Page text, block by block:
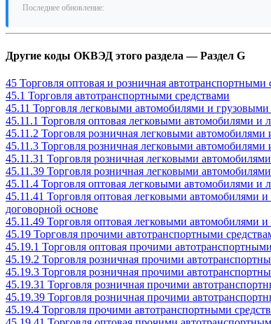
Последнее обновление:
Другие коды ОКВЭД этого раздела — Раздел G
45 Торговля оптовая и розничная
45.1 Торговля автотранспортными средствами
45.11 Торговля легковыми автомобилями и
45.11.1 Торговля оптовая легковыми автомобилями и
45.11.2 Торговля розничная легковыми
45.11.3 Торговля розничная легковыми
45.11.31 Торговля розничная легковыми
45.11.39 Торговля розничная легковыми
45.11.4 Торговля оптовая легковыми автомобилями и
45.11.41 Торговля оптовая легковыми автомобилями
договорной основе
45.11.49 Торговля оптовая легковыми автомобилями
45.19 Торговля прочими автотранспортными
45.19.1 Торговля оптовая прочими
45.19.2 Торговля розничная прочими
45.19.3 Торговля розничная прочими
45.19.31 Торговля розничная прочими
45.19.39 Торговля розничная прочими
45.19.4 Торговля прочими автотранспортными